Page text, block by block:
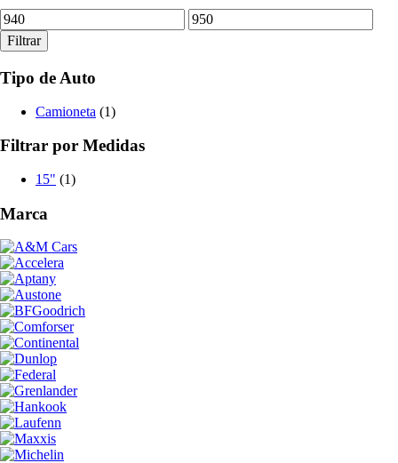
Precio
mínimo
Precio
máximo
Filtrar
Tipo de Auto
Camioneta (1)
Filtrar por Medidas
15" (1)
Marca